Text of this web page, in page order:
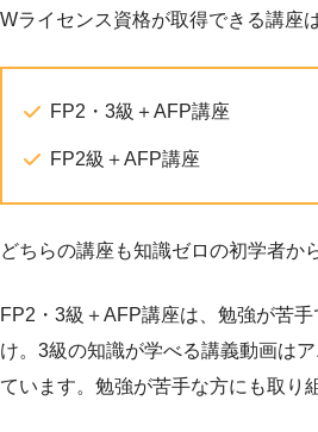
Wライセンス資格が取得できる講座
FP2・3級＋AFP講座
FP2級＋AFP講座
どちらの講座も知識ゼロの初学者か
FP2・3級＋AFP講座は、勉強が苦
け。3級の知識が学べる講義動画は
ています。勉強が苦手な方にも取り